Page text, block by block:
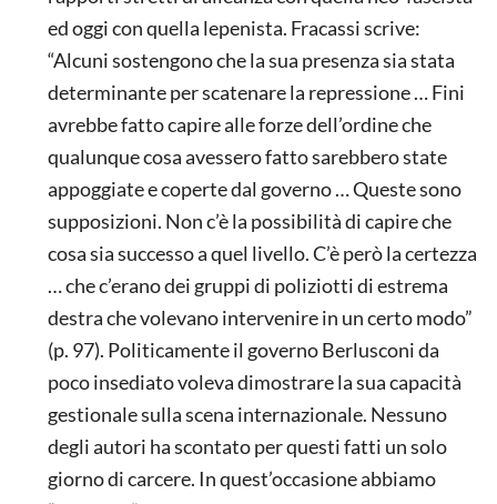
ed oggi con quella lepenista. Fracassi scrive:
“Alcuni sostengono che la sua presenza sia stata
determinante per scatenare la repressione … Fini
avrebbe fatto capire alle forze dell’ordine che
qualunque cosa avessero fatto sarebbero state
appoggiate e coperte dal governo … Queste sono
supposizioni. Non c’è la possibilità di capire che
cosa sia successo a quel livello. C’è però la certezza
… che c’erano dei gruppi di poliziotti di estrema
destra che volevano intervenire in un certo modo”
(p. 97). Politicamente il governo Berlusconi da
poco insediato voleva dimostrare la sua capacità
gestionale sulla scena internazionale. Nessuno
degli autori ha scontato per questi fatti un solo
giorno di carcere. In quest’occasione abbiamo